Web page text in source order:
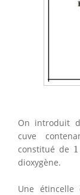
On introduit
cuve
constitué de 1
1
dioxygène.
Une étincelle